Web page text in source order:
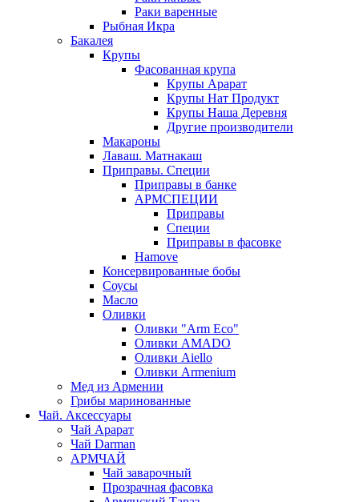
Раки варенные
Рыбная Икра
Бакалея
Крупы
Фасованная крупа
Крупы Арарат
Крупы Нат Продукт
Крупы Наша Деревня
Другие производители
Макароны
Лаваш. Матнакаш
Приправы. Специи
Приправы в банке
АРМСПЕЦИИ
Приправы
Специи
Приправы в фасовке
Hamove
Консервированные бобы
Соусы
Масло
Оливки
Оливки "Arm Eco"
Оливки AMADO
Оливки Aiello
Оливки Armenium
Мед из Армении
Грибы маринованные
Чай. Аксессуары
Чай Арарат
Чай Darman
АРМЧАЙ
Чай заварочный
Прозрачная фасовка